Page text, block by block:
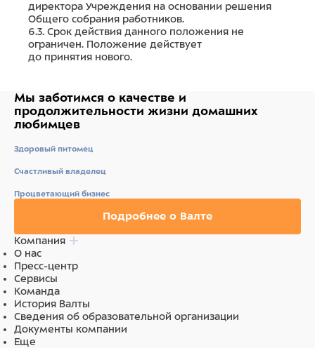
директора Учреждения на основании решения
Общего собрания работников.
6.3. Срок действия данного положения не
ограничен. Положение действует
до принятия нового.
Мы заботимся о качестве и
продолжительности жизни домашних
любимцев
Здоровый питомец
Счастливый владелец
Процветающий бизнес
Подробнее о Валте
Компания
О нас
Пресс-центр
Сервисы
Команда
История Валты
Сведения об образовательной организации
Документы компании
Еще